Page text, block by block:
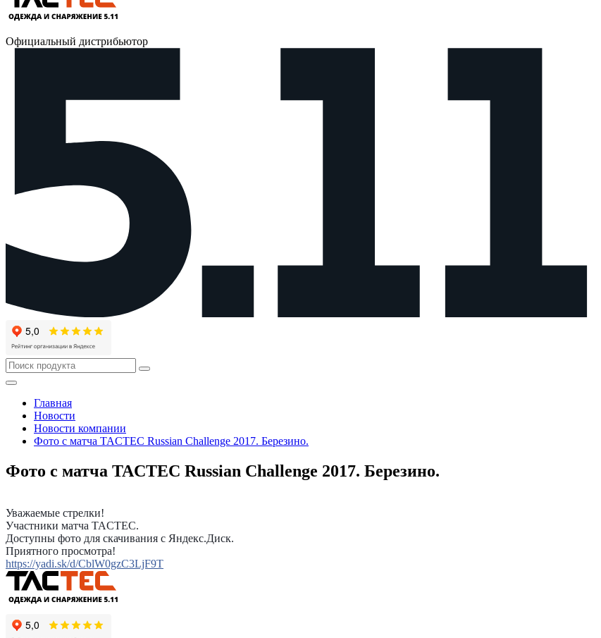
Официальный дистрибьютор
Главная
Новости
Новости компании
Фото с матча TACTEC Russian Challenge 2017. Березино.
Фото с матча TACTEC Russian Challenge 2017. Березино.
Уважаемые стрелки!
Участники матча TACTEC.
Доступны фото для скачивания с Яндекс.Диск.
Приятного просмотра!
https://yadi.sk/d/CblW0gzC3LjF9T